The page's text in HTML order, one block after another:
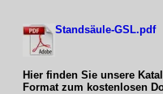
Standsäule-GSL.pdf
Hier finden Sie unsere
Format zum kostenlosen